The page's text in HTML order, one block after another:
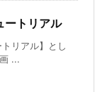
ートリアル
リアル】とし
...